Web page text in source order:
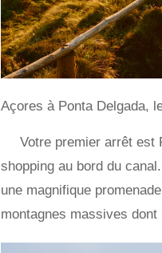
Açores à Ponta Delgada,
Votre premier arrêt est
shopping au bord du
une magnifique
montagnes massives